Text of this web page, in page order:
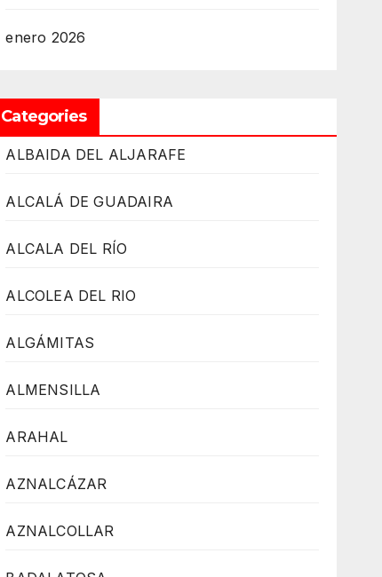
enero 2026
Categories
ALBAIDA DEL ALJARAFE
ALCALÁ DE GUADAIRA
ALCALA DEL RÍO
ALCOLEA DEL RIO
ALGÁMITAS
ALMENSILLA
ARAHAL
AZNALCÁZAR
AZNALCOLLAR